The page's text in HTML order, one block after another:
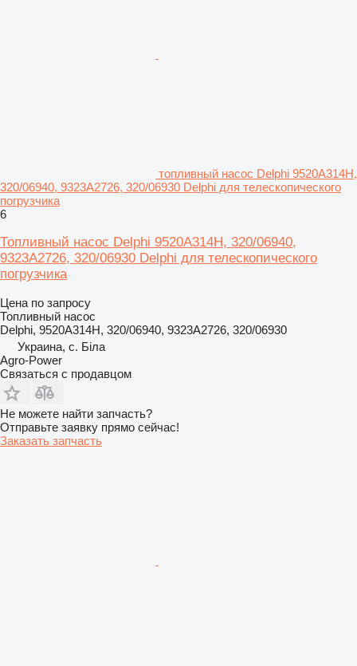
топливный насос Delphi 9520A314H,
320/06940, 9323A2726, 320/06930 Delphi для телескопического
погрузчика
6
Топливный насос Delphi 9520A314H, 320/06940,
9323A2726, 320/06930 Delphi для телескопического
погрузчика
Цена по запросу
Топливный насос
Delphi, 9520A314H, 320/06940, 9323A2726, 320/06930
Украина, с. Біла
Agro-Power
Связаться с продавцом
Не можете найти запчасть?
Отправьте заявку прямо сейчас!
Заказать запчасть